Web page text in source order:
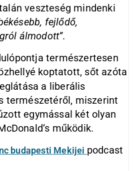
veszteség mindenki
fejlődő,
álmodott”.
természertesen
koptatott, sőt azóta
a liberális
természetéről, miszerint
egymással két olyan
működik.
budapesti Mekijei podcast